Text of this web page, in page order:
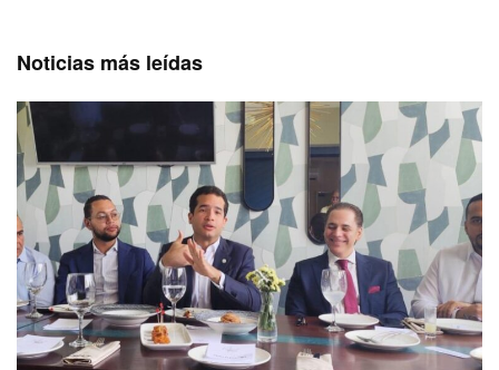
Noticias más leídas